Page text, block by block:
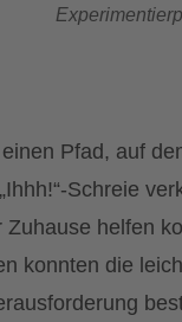
Pfad, auf
Schreie
helfen
konnten die